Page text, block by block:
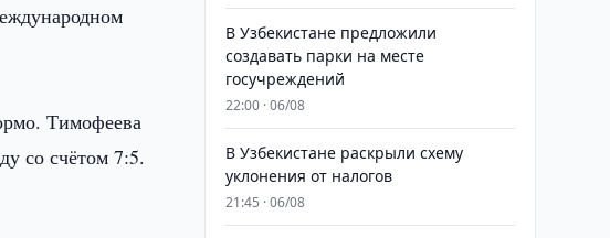
Тимофеева
со счётом 7:5.
В Узбекистане предложили
создавать парки на месте
госучреждений
22:00 · 06/08
В Узбекистане раскрыли схему
уклонения от налогов
21:45 · 06/08